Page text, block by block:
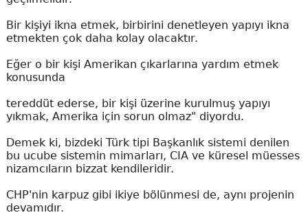
Bir kişiyi ikna etmek, birbirini denetleyen yapıyı ikna
etmekten çok daha kolay olacaktır.
Eğer o bir kişi Amerikan çıkarlarına yardım etmek
konusunda
tereddüt ederse, bir kişi üzerine kurulmuş yapıyı
yıkmak, Amerika için sorun olmaz" diyordu.
Demek ki, bizdeki Türk tipi Başkanlık sistemi denilen
bu ucube sistemin mimarları, CIA ve küresel müesses
nizamcıların bizzat kendileridir.
CHP'nin karpuz gibi ikiye bölünmesi de, aynı projenin
devamıdır.